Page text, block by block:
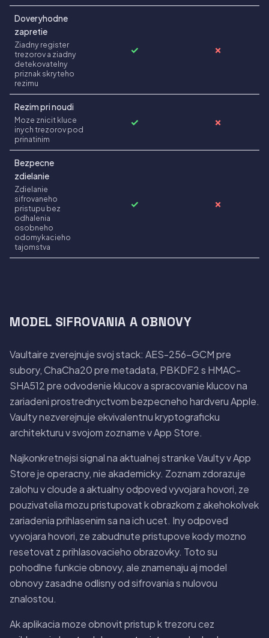
Doveryhodne
zapretie
Ziadny register
trezorov a ziadny
detekovatelny
priznak skryteho
rezimu
✓ ✗
Rezim pri noudi
Moze znicit kluce
inych trezorov pod
prinatinim
✓ ✗
Bezpecne
zdielanie
Zdielanie
sifrovaneho
pristupu bez
odhalenia
osobneho
odomykacieho
tajomstva
✓ ✗
MODEL SIFROVANIA A OBNOVY
Vaultaire zverejnuje svoj stack: AES-256-GCM pre
subory, ChaCha20 pre metadata, PBKDF2 s HMAC-
SHA512 pre odvodenie klucov a spracovanie klucov na
zariadeni prostrednyctvom bezpecneho hardveru Apple.
Vaulty nezverejnuje ekvivalentnu kryptograficku
architekturu v svojom zozname v App Store.
Najkonkretnejsi signal na aktualnej stranke Vaulty v App
Store je operacny, nie akademicky. Zoznam zdorazuje
zalohu v cloude a aktualny odpoved vyvojara hovori, ze
pouzivatelia mozu pristupovat k obrazkom z akehokolvek
zariadenia prihlasenim sa na ich ucet. Iny odpoved
vyvojara hovori, ze zabudnute pristupove kody mozno
resetovat z prihlasovacieho obrazovky. Toto su
pohodlne funkcie obnovy, ale znamenaju aj model
obnovy zasadne odlisny od sifrovania s nulovou
znalostou.
Ak aplikacia moze obnovit pristup k trezoru cez